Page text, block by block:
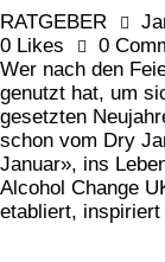
RATGEBER
0 Likes 0
Wer nach den
genutzt hat, um
gesetzten
schon vom Dry
Januar», ins
Alcohol Change
etabliert,